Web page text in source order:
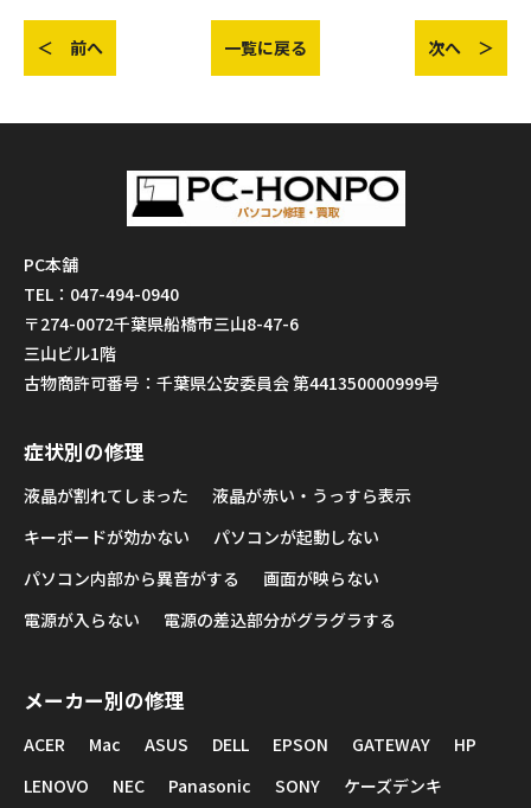
＜ 前へ 一覧に戻る 次へ ＞
PC本舗
TEL：047-494-0940
〒274-0072千葉県船橋市三山8-47-6
三山ビル1階
古物商許可番号：千葉県公安委員会 第441350000999号
症状別の修理
液晶が割れてしまった
液晶が赤い・うっすら表示
キーボードが効かない
パソコンが起動しない
パソコン内部から異音がする
画面が映らない
電源が入らない
電源の差込部分がグラグラする
メーカー別の修理
ACER Mac ASUS DELL EPSON GATEWAY
HP
LENOVO
NEC Panasonic SONY ケーズデンキ